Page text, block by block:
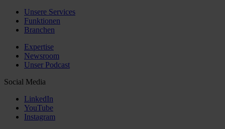
Unsere Services
Funktionen
Branchen
Expertise
Newsroom
Unser Podcast
Social Media
LinkedIn
YouTube
Instagram